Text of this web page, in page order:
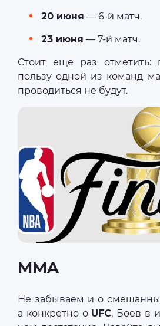
20 июня — 6-й матч.
23 июня — 7-й матч.
Стоит еще раз
пользу одной из команд
проводиться не будут.
MMA
Не забываем и о
а конкретно о UFC. Боев в